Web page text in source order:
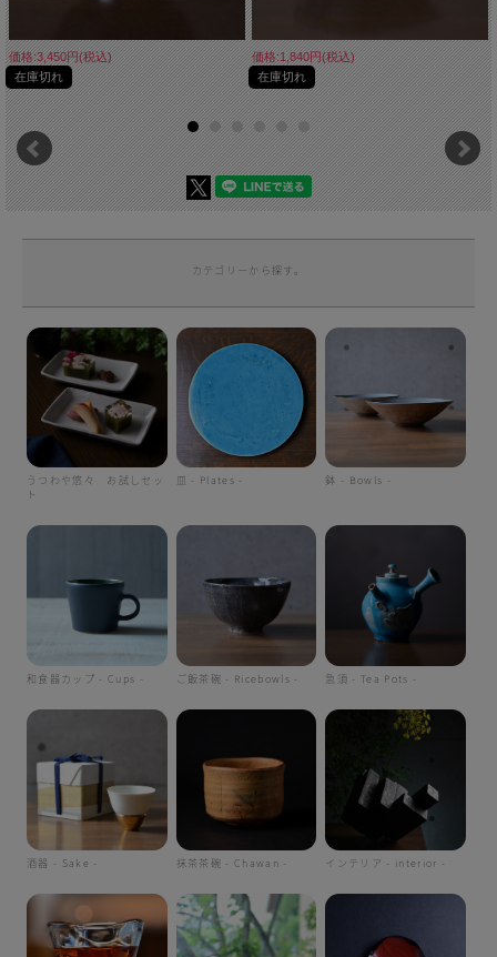
価格:3,450円(税込)
在庫切れ
価格:1,840円(税込)
在庫切れ
カテゴリーから探す。
うつわや悠々 お試しセッ
ト
皿 - Plates - 鉢 - Bowls -
和食器カップ - Cups - ご飯茶碗 - Ricebowls - 急須 - Tea Pots -
酒器 - Sake - 抹茶茶碗 - Chawan - インテリア - interior -